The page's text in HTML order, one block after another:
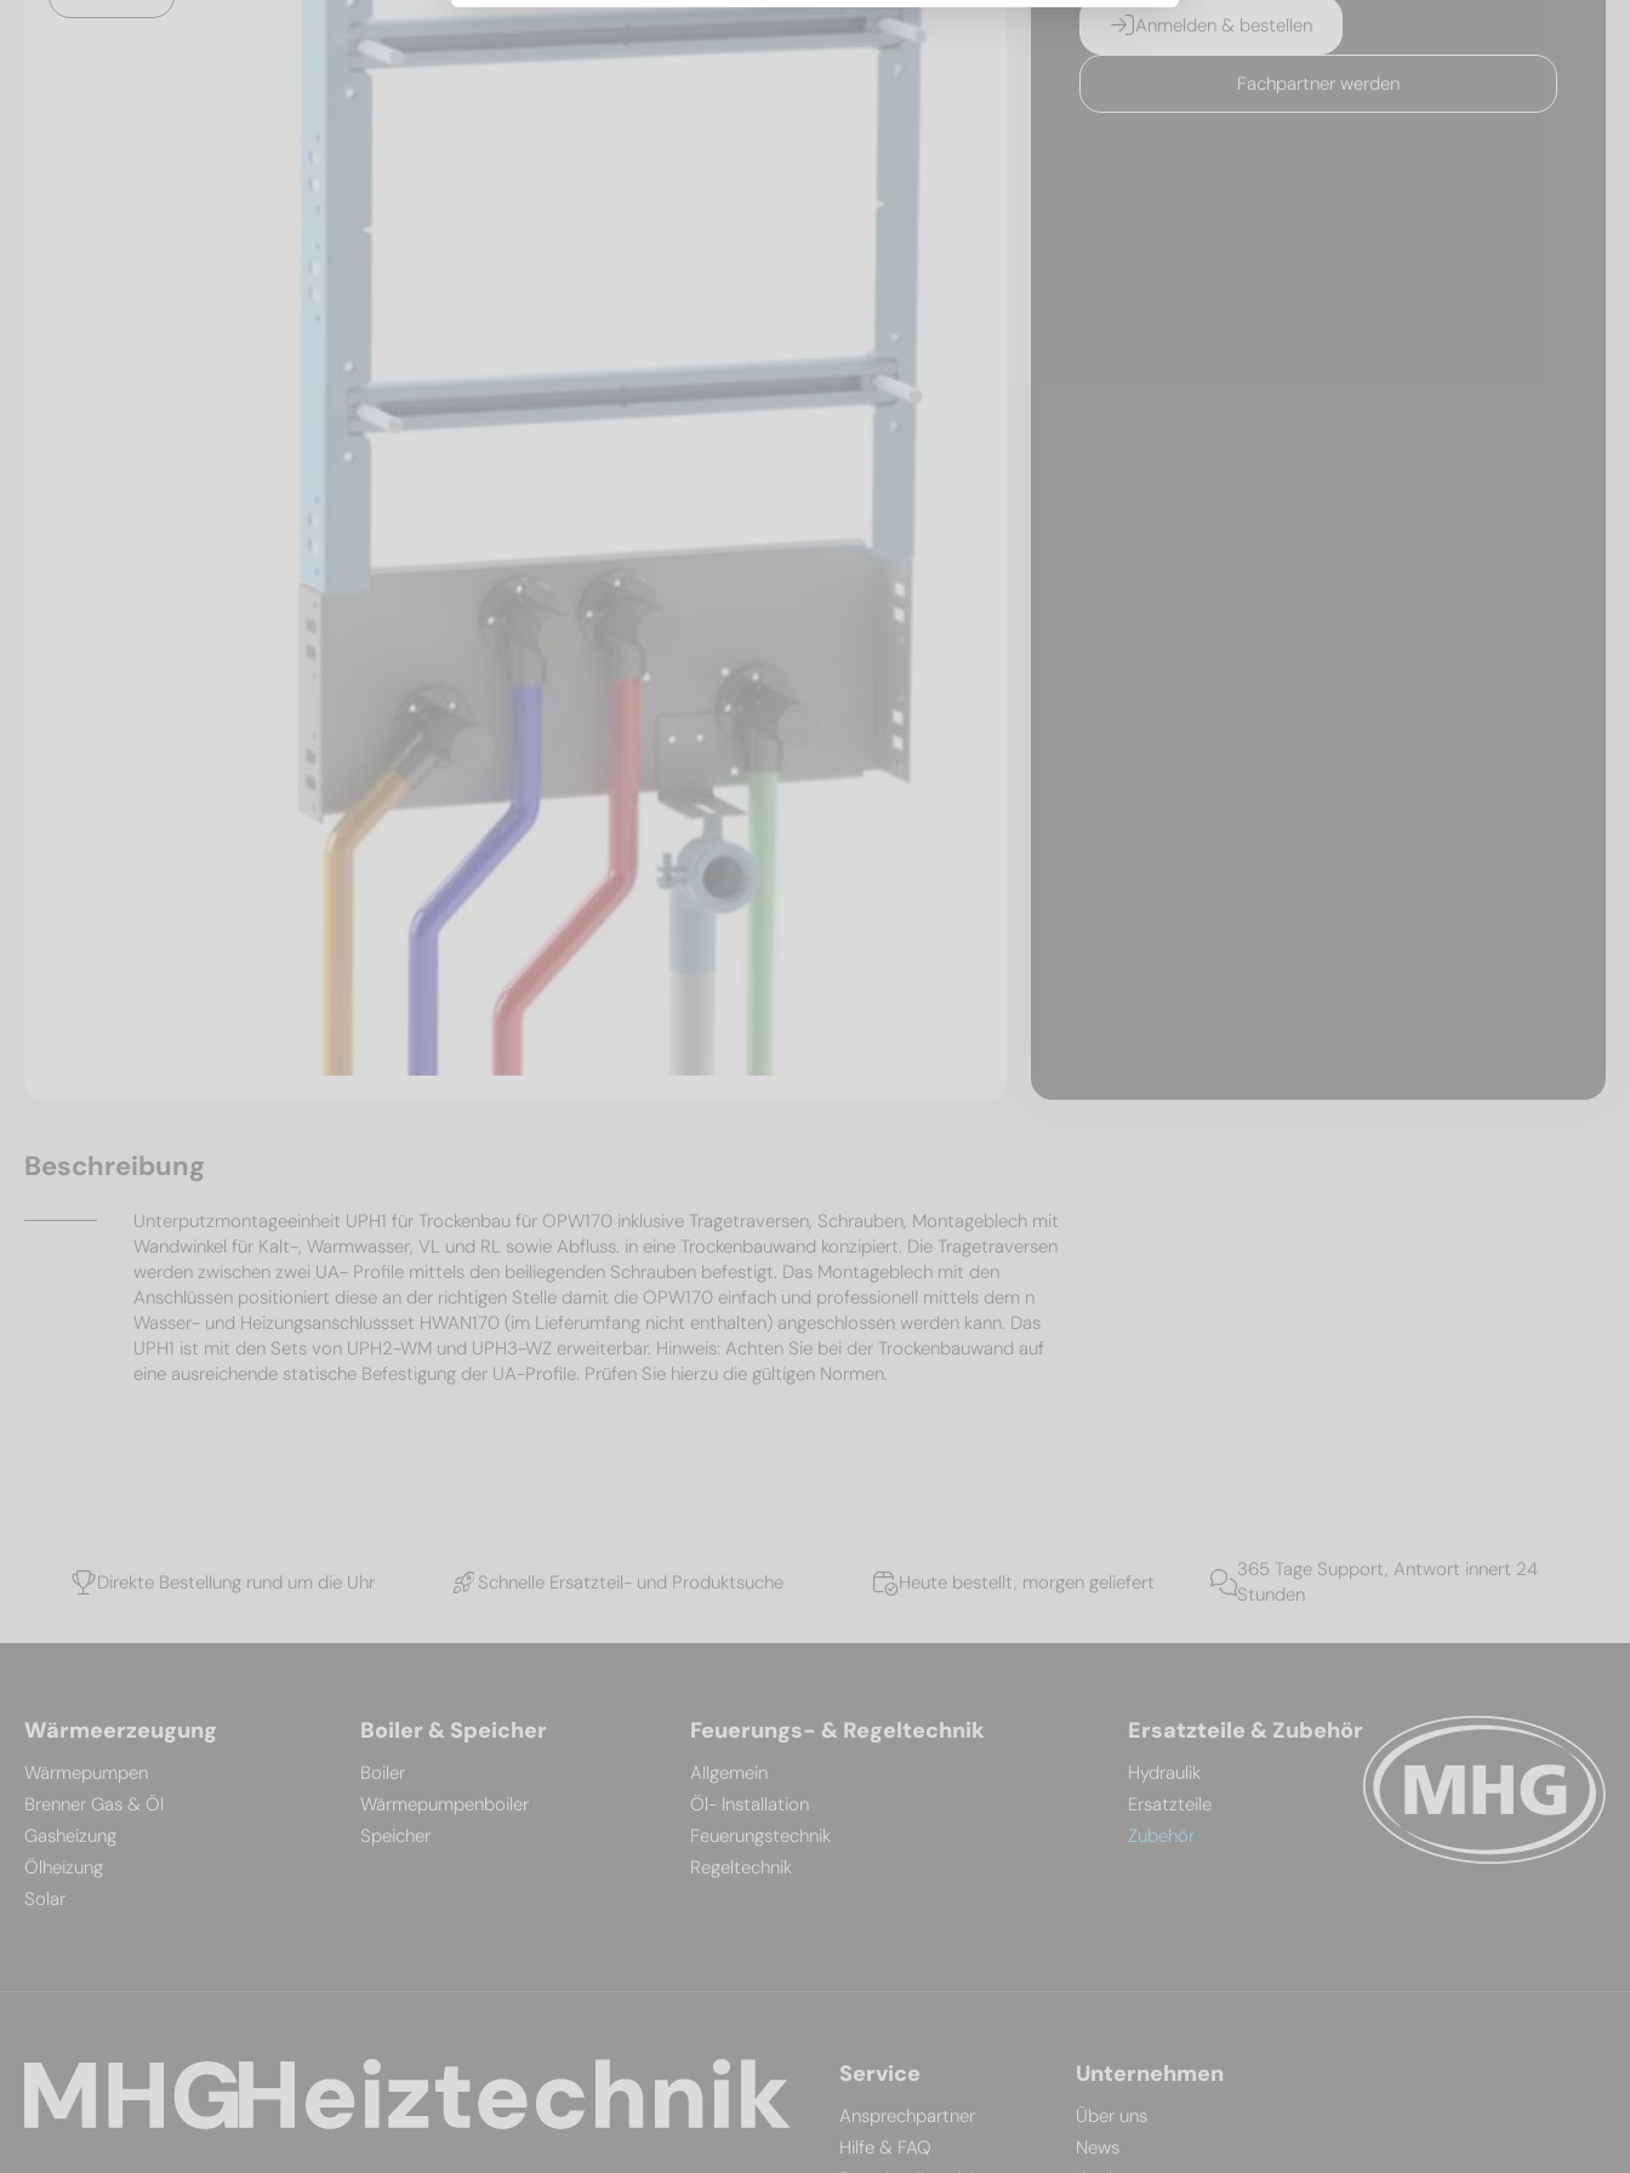
Anmelden & bestellen
Fachpartner werden
Beschreibung
Unterputzmontageeinheit UPH1 für Trockenbau für OPW170 inklusive Tragetraversen, Schrauben, Montageblech mit
Wandwinkel für Kalt-, Warmwasser, VL und RL sowie Abfluss. in eine Trockenbauwand konzipiert. Die Tragetraversen
werden zwischen zwei UA- Profile mittels den beiliegenden Schrauben befestigt. Das Montageblech mit den
Anschlüssen positioniert diese an der richtigen Stelle damit die OPW170 einfach und professionell mittels dem n
Wasser- und Heizungsanschlussset HWAN170 (im Lieferumfang nicht enthalten) angeschlossen werden kann. Das
UPH1 ist mit den Sets von UPH2-WM und UPH3-WZ erweiterbar. Hinweis: Achten Sie bei der Trockenbauwand auf
eine ausreichende statische Befestigung der UA-Profile. Prüfen Sie hierzu die gültigen Normen.
Direkte Bestellung rund um die Uhr Schnelle Ersatzteil- und Produktsuche Heute bestellt, morgen geliefert
365 Tage Support, Antwort innert 24
Stunden
Wärmeerzeugung
Wärmepumpen
Brenner Gas & Öl
Gasheizung
Ölheizung
Solar
Boiler & Speicher
Boiler
Wärmepumpenboiler
Speicher
Feuerungs- & Regeltechnik
Allgemein
Öl- Installation
Feuerungstechnik
Regeltechnik
Ersatzteile & Zubehör
Hydraulik
Ersatzteile
Zubehör
Service
Ansprechpartner
Hilfe & FAQ
Unternehmen
Über uns
News